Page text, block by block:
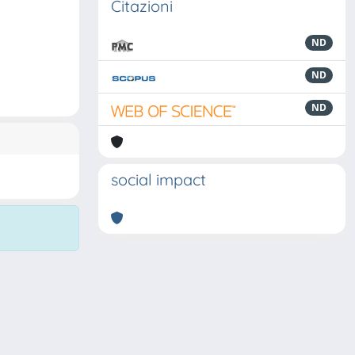
Citazioni
ND
ND
ND
social impact